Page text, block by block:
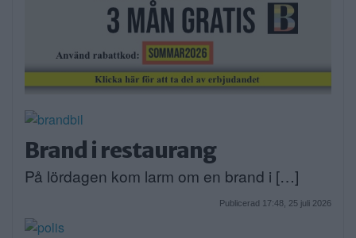
Brand i restaurang
På lördagen kom larm om en brand i […]
Publicerad 17:48, 25 juli 2026